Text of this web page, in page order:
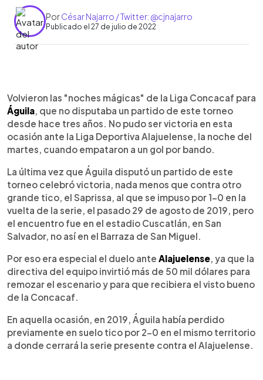
PorCésar Najarro / Twitter: @cjnajarro
Publicado el 27 de julio de 2022
Escuchar artículo
Volvieron las "noches mágicas" de la Liga Concacaf para
Águila, que no disputaba un partido de este torneo
desde hace tres años. No pudo ser victoria en esta
ocasión ante la Liga Deportiva Alajuelense, la noche del
martes, cuando empataron a un gol por bando.
La última vez que Águila disputó un partido de este
torneo celebró victoria, nada menos que contra otro
grande tico, el Saprissa, al que se impuso por 1-0 en la
vuelta de la serie, el pasado 29 de agosto de 2019, pero
el encuentro fue en el estadio Cuscatlán, en San
Salvador, no así en el Barraza de San Miguel.
Por eso era especial el duelo ante Alajuelense, ya que la
directiva del equipo invirtió más de 50 mil dólares para
remozar el escenario y para que recibiera el visto bueno
de la Concacaf.
En aquella ocasión, en 2019, Águila había perdido
previamente en suelo tico por 2-0 en el mismo territorio
a donde cerrará la serie presente contra el Alajuelense.